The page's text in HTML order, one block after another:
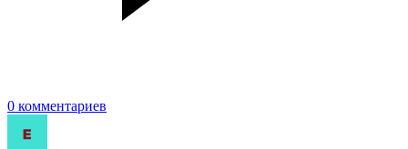
0 комментариев